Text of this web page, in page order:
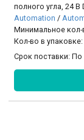
полного угла, 24 В
Automation /
Минимальное кол-
Кол-во в упаковке:
Срок поставки:По